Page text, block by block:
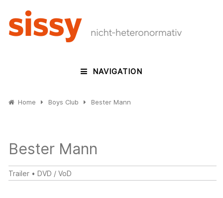
NAVIGATION
Home Boys Club Bester Mann
Bester Mann
Trailer •DVD / VoD